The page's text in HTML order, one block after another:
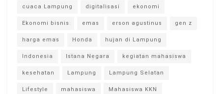
cuaca Lampung digitalisasi ekonomi
Ekonomi bisnis emas erson agustinus gen z
harga emas Honda hujan di Lampung
Indonesia Istana Negara kegiatan mahasiswa
kesehatan Lampung Lampung Selatan
Lifestyle mahasiswa Mahasiswa KKN